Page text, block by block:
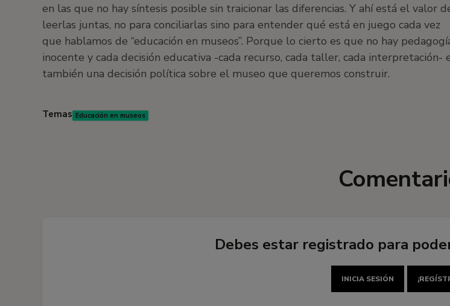
en las que no hay síntesis posible sin traicionar las diferencias. Y ahí está el valor
leerlas juntas, no para conciliarlas sino para entender qué está en juego cada vez
que hablamos de “educación en museos”. Porque lo cierto es que no hay
inocente y cada decisión educativa -cada recurso, cada taller, cada interpretación-
también una decisión política sobre el museo que queremos construir.
Temas Educación en museos
Debes estar registrado para
INICIA SESIÓN